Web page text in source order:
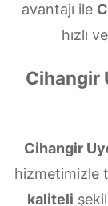
avantajı ile
hızlı
Cihangir
Cihangir
hizmetimizle
kaliteli